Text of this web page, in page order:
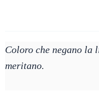
Coloro che negano
meritano.